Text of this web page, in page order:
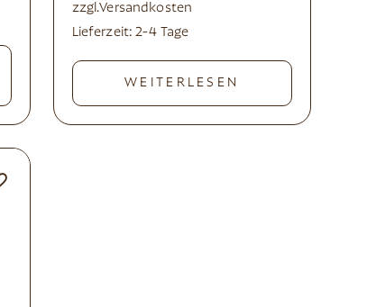
zzgl.Versandkosten
Lieferzeit:2-4 Tage
WEITERLESEN